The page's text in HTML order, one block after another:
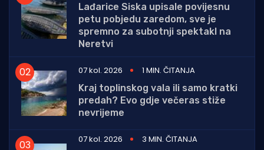
Lađarice Siska upisale povijesnu
petu pobjedu zaredom, sve je
spremno za subotnji spektakl na
Neretvi
07 kol. 2026
1 MIN. ČITANJA
Kraj toplinskog vala ili samo kratki
predah? Evo gdje večeras stiže
nevrijeme
07 kol. 2026
3 MIN. ČITANJA